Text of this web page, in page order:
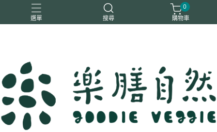
選單 搜尋
一樂鶴
0
購物車